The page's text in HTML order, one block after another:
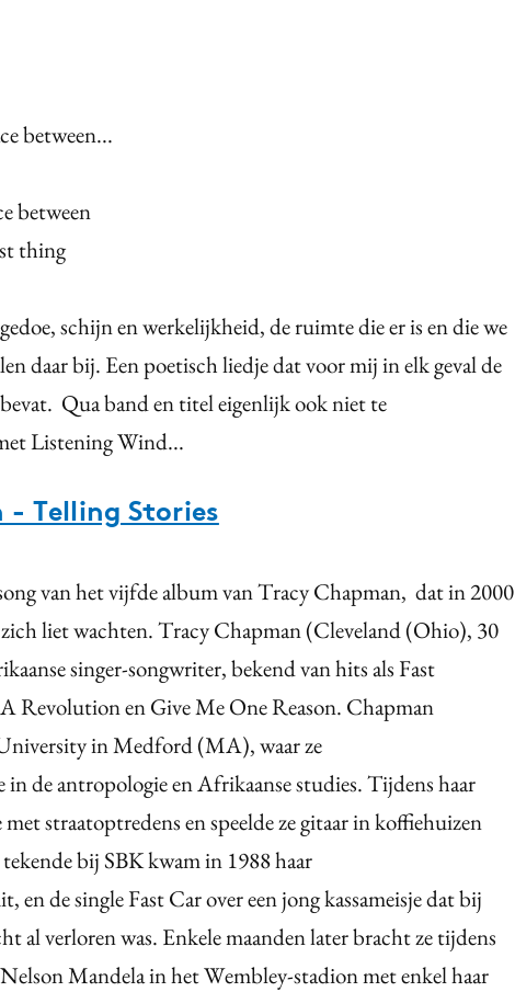
between...
between
thing
schijn en werkelijkheid, de ruimte die er is en die we
daar bij. Een poetisch liedje dat voor mij in elk geval de
Qua band en titel eigenlijk ook niet te
Listening Wind...
Telling Stories
van het vijfde album van Tracy Chapman, dat in 2000
zich liet wachten. Tracy Chapman (Cleveland (Ohio), 30
singer-songwriter, bekend van hits als Fast
Revolution en Give Me One Reason. Chapman
in Medford (MA), waar ze
in de antropologie en Afrikaanse studies. Tijdens haar
straatoptredens en speelde ze gitaar in koffiehuizen
bij SBK kwam in 1988 haar
de single Fast Car over een jong kassameisje dat bij
al verloren was. Enkele maanden later bracht ze tijdens
Nelson Mandela in het Wembley-stadion met enkel haar